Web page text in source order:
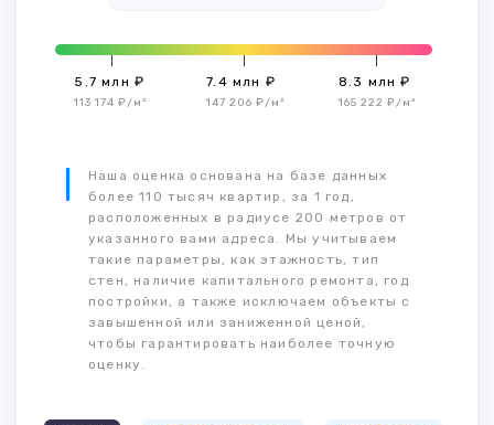
5.7 млн ₽
113 174 ₽/м²
7.4 млн ₽
147 206 ₽/м²
8.3 млн ₽
165 222 ₽/м²
Наша оценка основана на базе данных
более 110 тысяч квартир, за 1 год,
расположенных в радиусе 200 метров от
указанного вами адреса. Мы учитываем
такие параметры, как этажность, тип
стен, наличие капитального ремонта, год
постройки, а также исключаем объекты с
завышенной или заниженной ценой,
чтобы гарантировать наиболее точную
оценку.